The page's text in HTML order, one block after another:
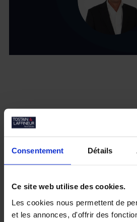
Consentement Détails
Ce site web utilise des cookies.
Les cookies nous permettent de
et les annonces, d'offrir des